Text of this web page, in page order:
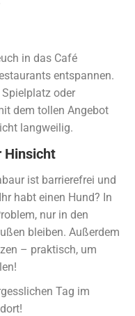
in das Café
entspannen.
oder
dem tollen Angebot
langweilig.
Hinsicht
ist barrierefrei und
habt einen Hund? In
nur in den
bleiben. Außerdem
– praktisch, um
Tag im